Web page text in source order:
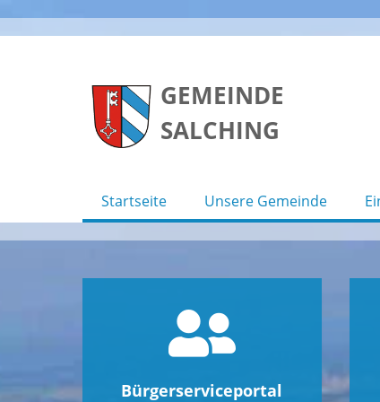
GEMEINDE
SALCHING
Startseite Unsere Gemeinde
Bürgerserviceportal